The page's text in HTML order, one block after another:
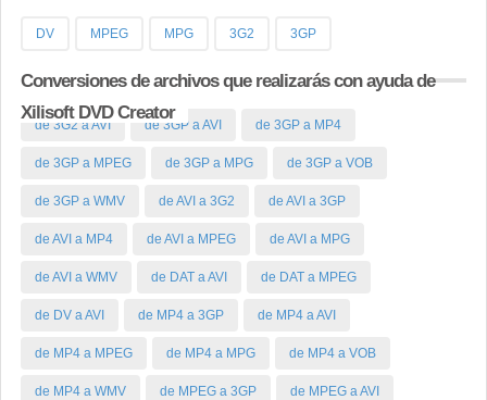
DV MPEG MPG 3G2 3GP
Conversiones de archivos que realizarás con ayuda de
Xilisoft DVD Creator
de 3G2 a AVI de 3GP a AVI de 3GP a MP4
de 3GP a MPEG de 3GP a MPG de 3GP a VOB
de 3GP a WMV de AVI a 3G2 de AVI a 3GP
de AVI a MP4 de AVI a MPEG de AVI a MPG
de AVI a WMV de DAT a AVI de DAT a MPEG
de DV a AVI de MP4 a 3GP de MP4 a AVI
de MP4 a MPEG de MP4 a MPG de MP4 a VOB
de MP4 a WMV de MPEG a 3GP de MPEG a AVI